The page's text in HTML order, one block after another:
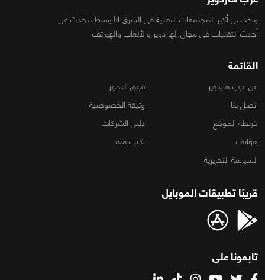
واحد من أكبر المجتمعات التقنية فى الشرق الأوسط تتحدث عن
أحدث التقنيات فى مجال الهاردوير والألعاب والهواتف
القائمة
عن عرب هاردوير
فريق التحرير
اتصل بنا
وثيقة الخصوصية
خريطة الموقع
دليل الشركات
هواتف
اكتب معنا
السياسة التحريرية
قريبًا تطبيقات الموبايل
تابعونا على